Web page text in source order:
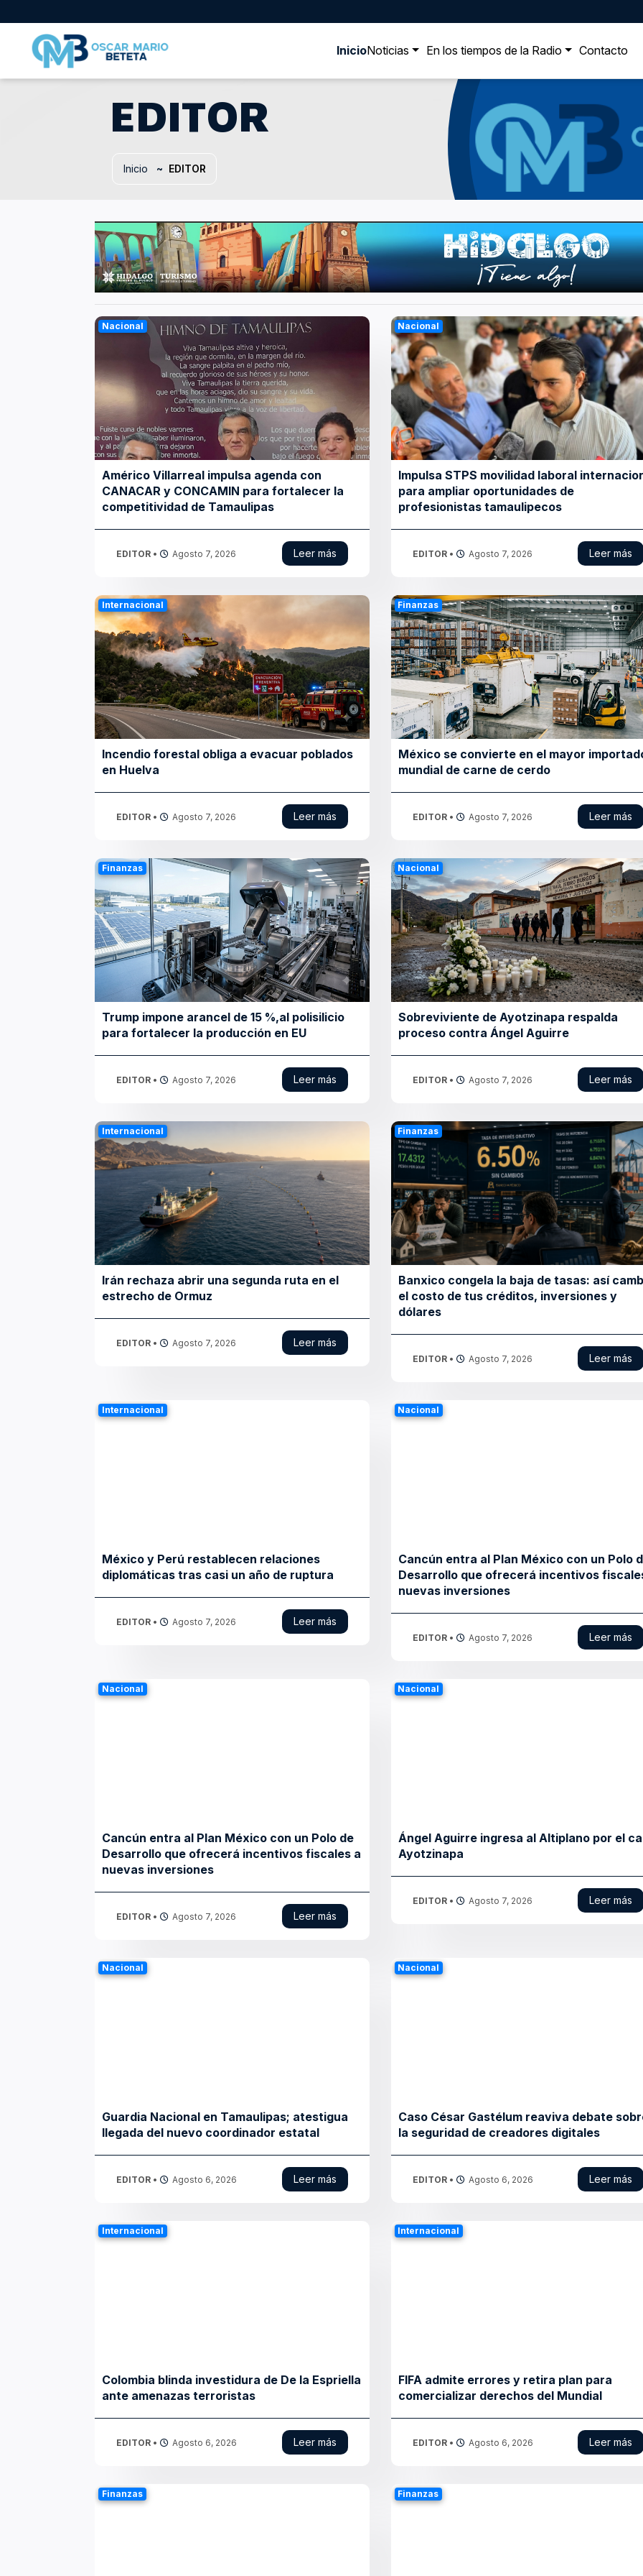
InicioNoticias En los tiempos de la Radio Contacto
EDITOR
Inicio EDITOR
Nacional
Américo Villarreal impulsa agenda con
CANACAR y CONCAMIN para fortalecer la
competitividad de Tamaulipas
EDITOR • Agosto 7, 2026 Leer más
Nacional
Impulsa STPS movilidad laboral
para ampliar oportunidades de
profesionistas tamaulipecos
EDITOR• Agosto 7, 2026 Leer más
Internacional
Incendio forestal obliga a evacuar poblados
en Huelva
EDITOR • Agosto 7, 2026 Leer más
Finanzas
México se convierte en el mayor
mundial de carne de cerdo
EDITOR• Agosto 7, 2026 Leer más
Finanzas
Trump impone arancel de 15 %,al polisilicio
para fortalecer la producción en EU
EDITOR • Agosto 7, 2026 Leer más
Nacional
Sobreviviente de Ayotzinapa respalda
proceso contra Ángel Aguirre
EDITOR• Agosto 7, 2026 Leer más
Internacional
Irán rechaza abrir una segunda ruta en el
estrecho de Ormuz
EDITOR • Agosto 7, 2026 Leer más
Finanzas
Banxico congela la baja de tasas: así
el costo de tus créditos, inversiones y
dólares
EDITOR• Agosto 7, 2026 Leer más
Internacional
México y Perú restablecen relaciones
diplomáticas tras casi un año de ruptura
EDITOR • Agosto 7, 2026 Leer más
Nacional
Cancún entra al Plan México con un Polo
Desarrollo que ofrecerá incentivos
nuevas inversiones
EDITOR• Agosto 7, 2026 Leer más
Nacional
Cancún entra al Plan México con un Polo de
Desarrollo que ofrecerá incentivos fiscales a
nuevas inversiones
EDITOR • Agosto 7, 2026 Leer más
Nacional
Ángel Aguirre ingresa al Altiplano por el
Ayotzinapa
EDITOR• Agosto 7, 2026 Leer más
Nacional
Guardia Nacional en Tamaulipas; atestigua
llegada del nuevo coordinador estatal
EDITOR • Agosto 6, 2026 Leer más
Nacional
Caso César Gastélum reaviva debate
la seguridad de creadores digitales
EDITOR• Agosto 6, 2026 Leer más
Internacional
Colombia blinda investidura de De la Espriella
ante amenazas terroristas
EDITOR • Agosto 6, 2026 Leer más
Internacional
FIFA admite errores y retira plan para
comercializar derechos del Mundial
EDITOR• Agosto 6, 2026 Leer más
Finanzas Finanzas
Internacional
Deportes
Columnas invitadas
Finanzas
Atrapados en las Redes
Columnas Político Financieras
Principales medios
Nacional